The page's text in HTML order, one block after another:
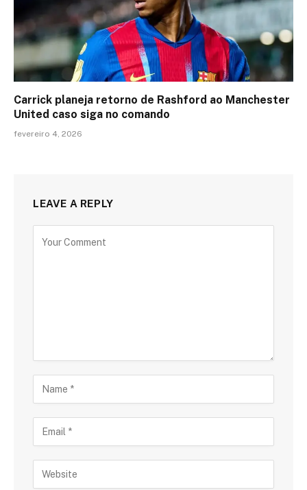
Carrick planeja retorno de Rashford ao Manchester
United caso siga no comando
fevereiro 4, 2026
LEAVE A REPLY